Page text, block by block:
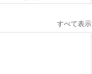
すべて表示